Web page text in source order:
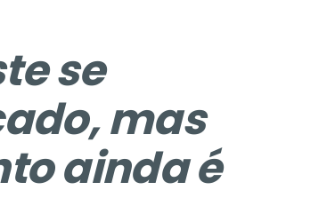
se
mas
ainda é